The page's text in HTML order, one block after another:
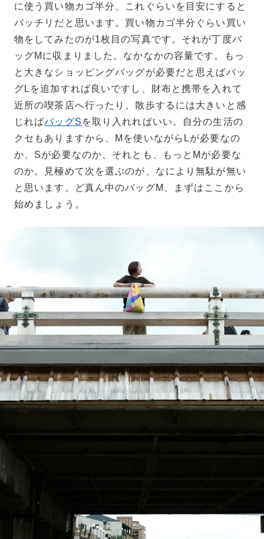
に使う買い物カゴ半分、これぐらいを目安にすると
バッチリだと思います。買い物カゴ半分ぐらい買い
物をしてみたのが1枚目の写真です。それが丁度バ
ッグMに収まりました。なかなかの容量です。もっ
と大きなショッピングバッグが必要だと思えばバッ
グLを追加すれば良いですし、財布と携帯を入れて
近所の喫茶店へ行ったり、散歩するには大きいと感
じればバッグS を取り入れればいい。自分の生活の
クセもありますから、Mを使いながらLが必要なの
か、Sが必要なのか、それとも、もっとMが必要な
のか。見極めて次を選ぶのが、なにより無駄が無い
と思います。ど真ん中のバッグM、まずはここから
始めましょう。